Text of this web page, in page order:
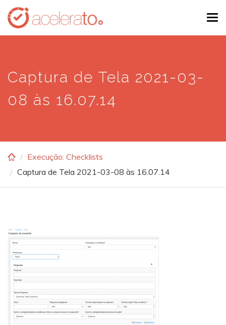
Skip
main
Captura de Tela 2021-03-
08 às 16.07.14
Execução: Checklists
Captura de Tela 2021-03-08 às 16.07.14